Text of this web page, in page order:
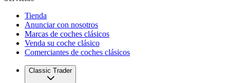
Tienda
Anunciar con nosotros
Marcas de coches clásicos
Venda su coche clásico
Comerciantes de coches clásicos
Classic Trader